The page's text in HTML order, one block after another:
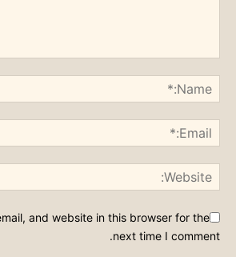
and website in this browser for the
next time I comment.